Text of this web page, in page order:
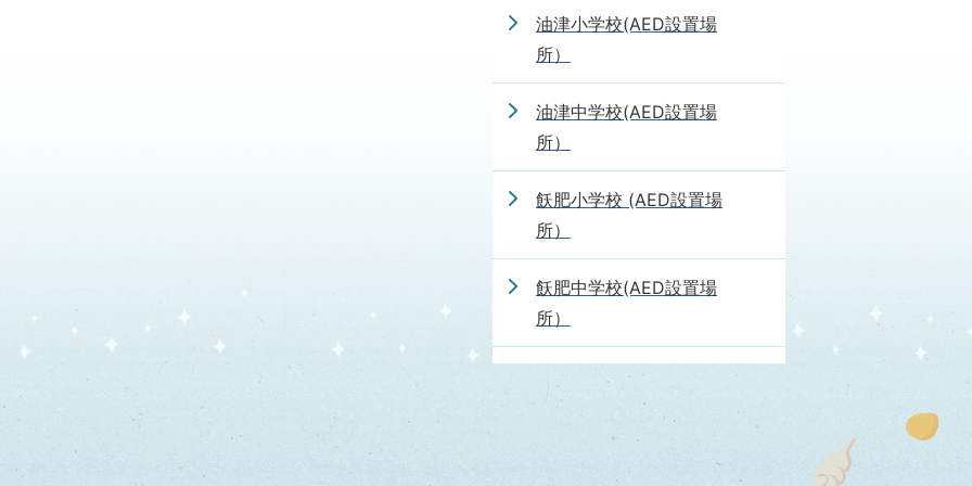
油津小学校(AED設置場
所）
油津中学校(AED設置場
所）
飫肥小学校 (AED設置場
所）
飫肥中学校(AED設置場
所）